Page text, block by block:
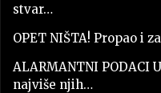
stvar…
OPET NIŠTA! Propao i
ALARMANTNI PODACI
najviše njih…